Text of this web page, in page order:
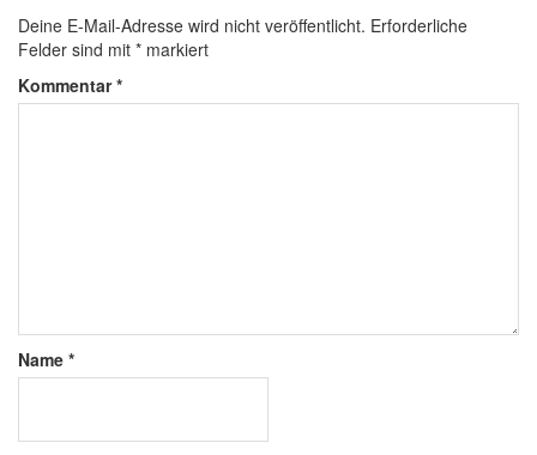
Deine E-Mail-Adresse wird nicht veröffentlicht. Erforderliche
Felder sind mit * markiert
Kommentar*
Name *